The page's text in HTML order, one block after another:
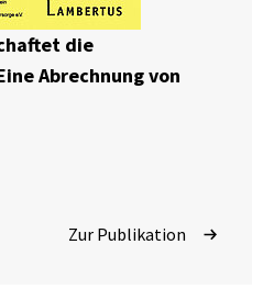
die
Abrechnung von
Zur Publikation